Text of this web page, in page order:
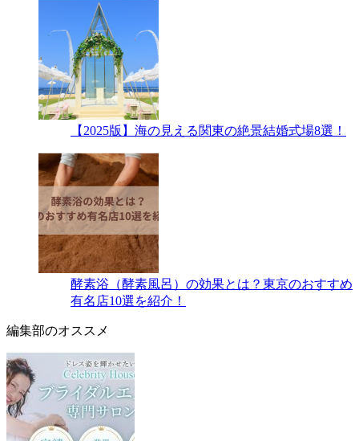
【2025版】海の見える関東の絶景結婚式場8選！
酵素浴（酵素風呂）の効果とは？東京のおすすめ
有名店10選を紹介！
編集部のオススメ